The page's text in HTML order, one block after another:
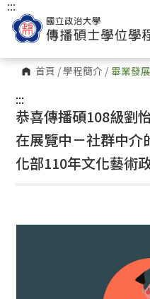
首頁 /學程簡介 / 畢業發展
:::
:::
恭喜傳播碩108級劉
在展覽中－社群中介
化部110年文化藝術